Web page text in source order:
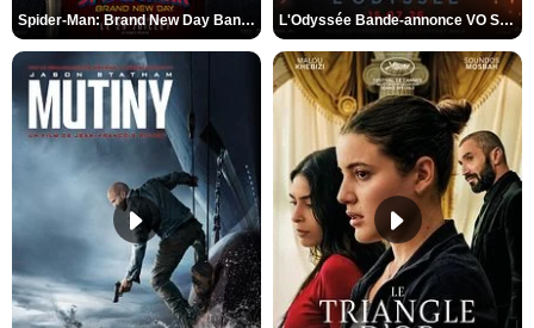
Spider-Man: Brand New Day Bande-annonce VO STFR L'Odyssée Bande-annonce VO STFR